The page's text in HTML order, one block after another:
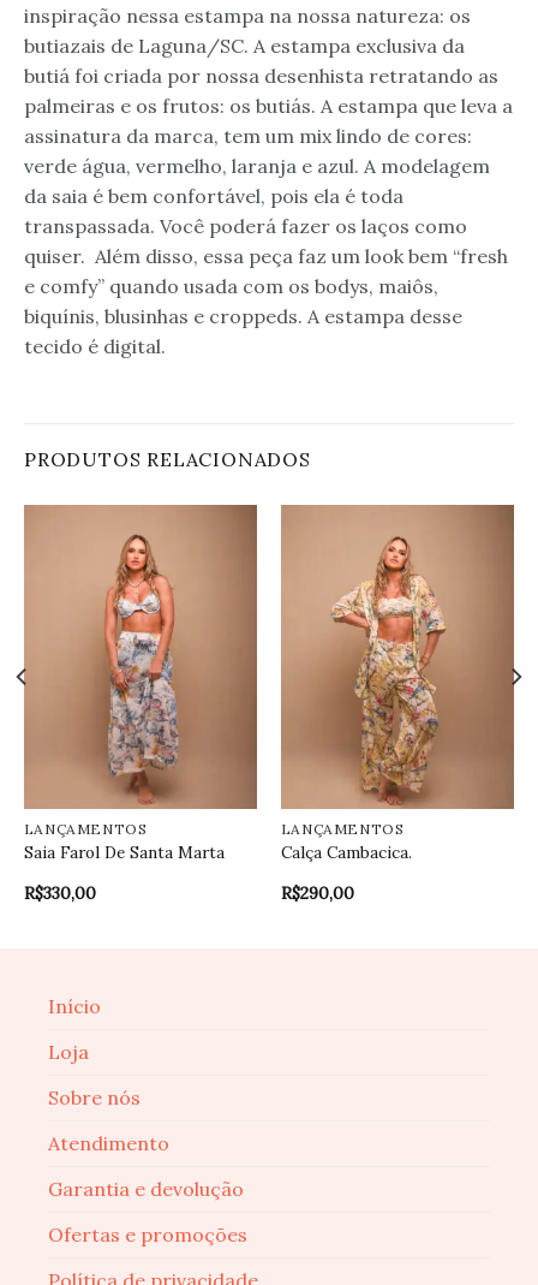
inspiração nessa estampa na nossa natureza: os
butiazais de Laguna/SC. A estampa exclusiva da
butiá foi criada por nossa desenhista retratando as
palmeiras e os frutos: os butiás. A estampa que leva a
assinatura da marca, tem um mix lindo de cores:
verde água, vermelho, laranja e azul. A modelagem
da saia é bem confortável, pois ela é toda
transpassada. Você poderá fazer os laços como
quiser. Além disso, essa peça faz um look bem “fresh
e comfy” quando usada com os bodys, maiôs,
biquínis, blusinhas e croppeds. A estampa desse
tecido é digital.
PRODUTOS RELACIONADOS
LANÇAMENTOS
Saia Farol De Santa Marta
R$330,00
LANÇAMENTOS
Calça Cambacica.
R$290,00
Início
Loja
Sobre nós
Atendimento
Garantia e devolução
Ofertas e promoções